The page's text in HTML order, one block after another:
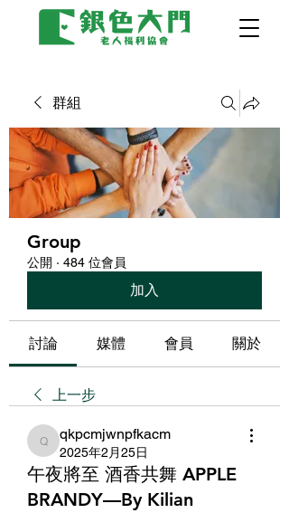
群組
Group
公開 · 484 位會員
加入
討論 媒體 會員 關於
上一步
qkpcmjwnpfkacm
qkpcmjwnpfkacm
2025年2月25日
午夜將至 酒香共舞 APPLE
BRANDY—By Kilian